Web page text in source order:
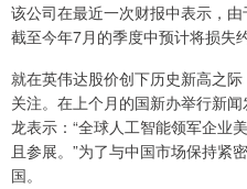
该公司在最近一次财报中表示，
截至今年7月的季度中预计将损失
就在英伟达股价创下历史新高之
关注。在上个月的国新办举行新
龙表示：“全球人工智能领军企业
且参展。”为了与中国市场保持紧
国。